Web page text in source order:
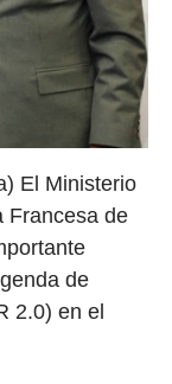
El Ministerio
Francesa de
de
2.0) en el